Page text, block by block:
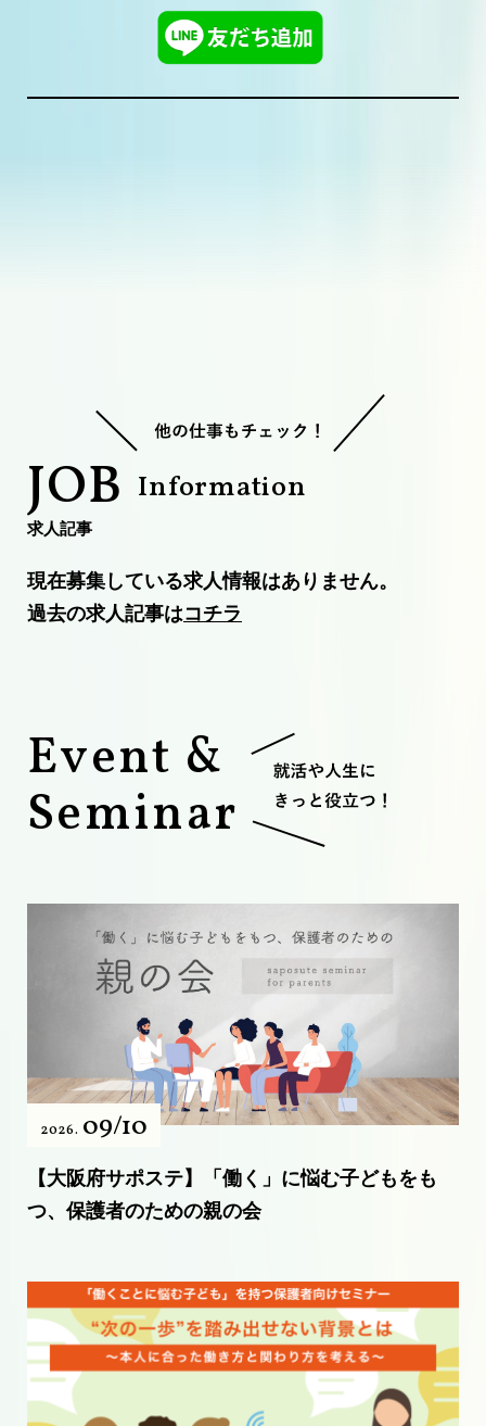
JOB Information
求人記事
現在募集している求人情報はありません。
過去の求人記事はコチラ
Event &
Seminar
2026. 09/10
【大阪府サポステ】「働く」に悩む子どもをも
つ、保護者のための親の会